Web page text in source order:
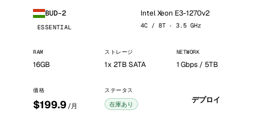
BUD-2
ESSENTIAL
Intel Xeon E3-1270v2
4C / 8T · 3.5 GHz
RAM
16GB
ストレージ
1x 2TB SATA
NETWORK
1 Gbps / 5TB
価格
$199.9 /月
ステータス
在庫あり デプロイ